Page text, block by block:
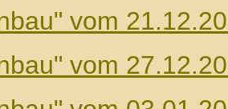
vom
vom